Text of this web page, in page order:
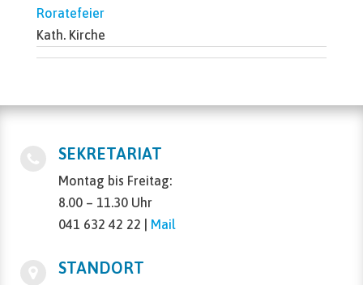
Roratefeier
Kath. Kirche
SEKRETARIAT
Montag bis Freitag:
8.00 – 11.30 Uhr
041 632 42 22 | Mail
STANDORT